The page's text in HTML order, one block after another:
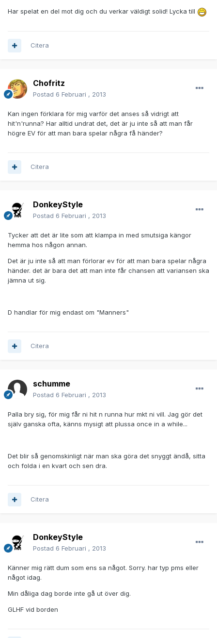
Har spelat en del mot dig och du verkar väldigt solid! Lycka till
Citera
Chofritz
Postad 6 Februari , 2013
Kan ingen förklara för mig varför det anses så vidrigt att
hit'n'runna? Har alltid undrat det, det är ju inte så att man får
högre EV för att man bara spelar några få händer?
Citera
DonkeyStyle
Postad 6 Februari , 2013
Tycker att det är lite som att klampa in med smutsiga kängor
hemma hos någon annan.
Det är ju inte så att man förlorar ev för att man bara spelar några
händer. det är bara det att man inte får chansen att variansen ska
jämna ut sig.
D handlar för mig endast om "Manners"
Citera
schumme
Postad 6 Februari , 2013
Palla bry sig, för mig får ni hit n runna hur mkt ni vill. Jag gör det
själv ganska ofta, känns mysigt att plussa once in a while...
Det blir så genomskinligt när man ska göra det snyggt ändå, sitta
och folda i en kvart och sen dra.
Citera
DonkeyStyle
Postad 6 Februari , 2013
Känner mig rätt dum som ens sa något. Sorry. har typ pms eller
något idag.
Min dåliga dag borde inte gå ut över dig.
GLHF vid borden